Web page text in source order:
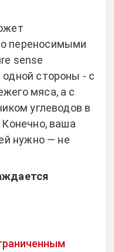
переносимыми
sense
стороны - с
мяса, а с
углеводов в
ваша
нужно — не